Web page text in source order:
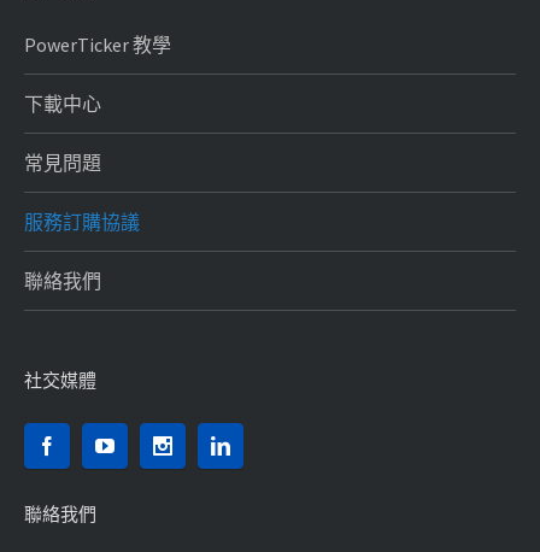
PowerTicker 教學
下載中心
常見問題
服務訂購協議
聯絡我們
社交媒體
聯絡我們